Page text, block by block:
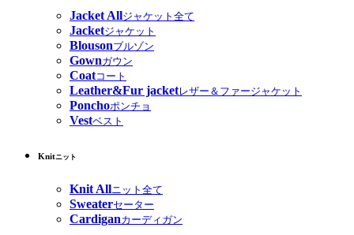
Jacket Allジャケット全て
Jacketジャケット
Blousonブルゾン
Gownガウン
Coatコート
Leather&Fur jacketレザー＆ファージャケット
Ponchoポンチョ
Vestベスト
Knitニット
Knit Allニット全て
Sweaterセーター
Cardiganカーディガン